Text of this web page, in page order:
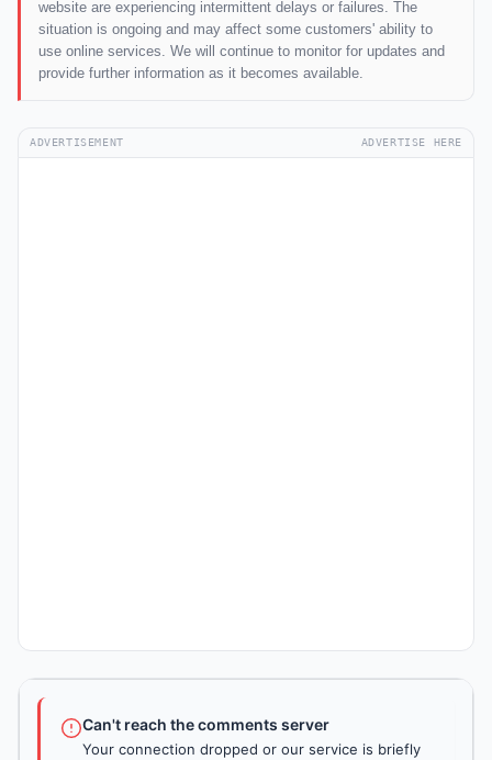
website are experiencing intermittent delays or failures. The
situation is ongoing and may affect some customers' ability to
use online services. We will continue to monitor for updates and
provide further information as it becomes available.
ADVERTISEMENT ADVERTISE HERE
Can't reach the comments server
Your connection dropped or our service is briefly